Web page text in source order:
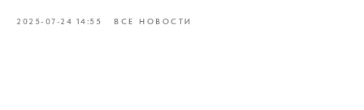
2025-07-24 14:55 ВСЕ НОВОСТИ